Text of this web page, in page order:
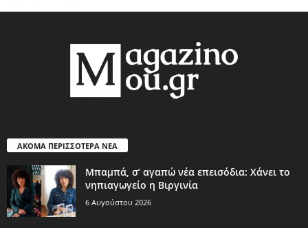
ΑΚΟΜΑ ΠΕΡΙΣΣΟΤΕΡΑ ΝΕΑ
Μπαμπά, σ’ αγαπώ νέα επεισόδια: Χάνει το
νηπιαγωγείο η Βιργινία
6 Αυγούστου 2026